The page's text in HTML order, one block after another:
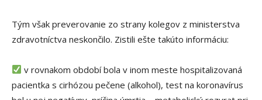
Tým však preverovanie zo strany kolegov z ministerstva
zdravotníctva neskončilo. Zistili ešte takúto informáciu:
v rovnakom období bola v inom meste hospitalizovaná
pacientka s cirhózou pečene (alkohol), test na koronavírus